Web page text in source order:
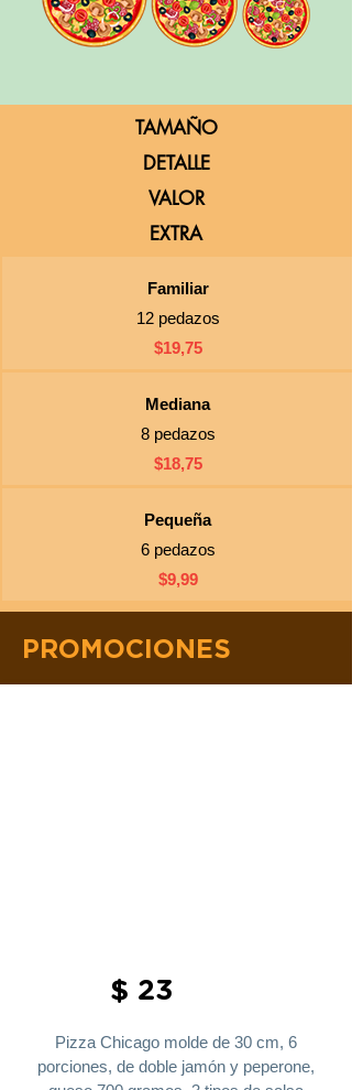
TAMAÑO
DETALLE
VALOR
EXTRA
Familiar
12 pedazos
$19,75
Mediana
8 pedazos
$18,75
Pequeña
6 pedazos
$9,99
PROMOCIONES
$ 23
Pizza Chicago molde de 30 cm, 6
porciones, de doble jamón y peperone,